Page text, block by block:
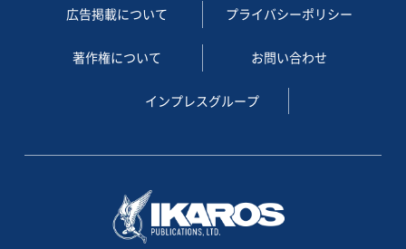
広告掲載について プライバシーポリシー
著作権について お問い合わせ
インプレスグループ